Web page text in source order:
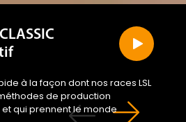
de production
qui prennent le monde